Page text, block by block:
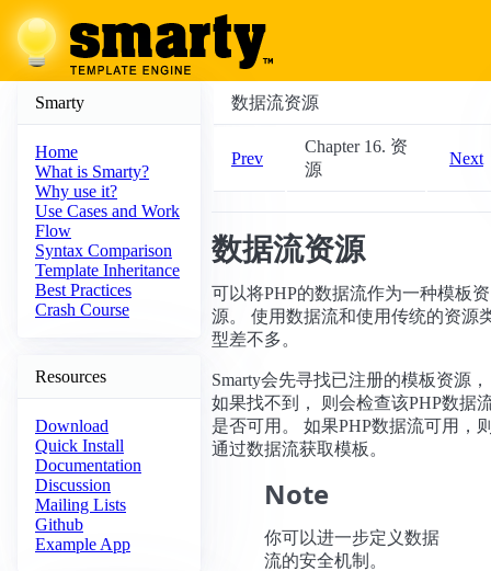
Smarty
Home
What is Smarty?
Why use it?
Use Cases and Work
Flow
Syntax Comparison
Template Inheritance
Best Practices
Crash Course
Resources
Download
Quick Install
Documentation
Discussion
Mailing Lists
Github
Example App
数据流资源
Prev
Chapter 16. 资
源
Next
数据流资源
可以将PHP的数据流作为一种模板资
源。 使用数据流和使用传统的资源
型差不多。
Smarty会先寻找已注册的模板资源，
如果找不到， 则会检查该PHP数据
是否可用。 如果PHP数据流可用，
通过数据流获取模板。
Note
你可以进一步定义数据
流的安全机制。